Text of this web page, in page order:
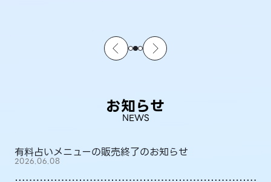
お知らせ
NEWS
有料占いメニューの販売終了のお知らせ
2026.06.08